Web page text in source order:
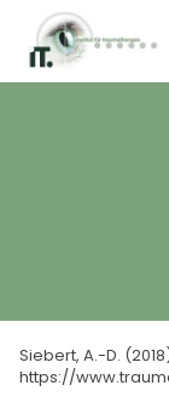
Siebert, A.-D.
https://